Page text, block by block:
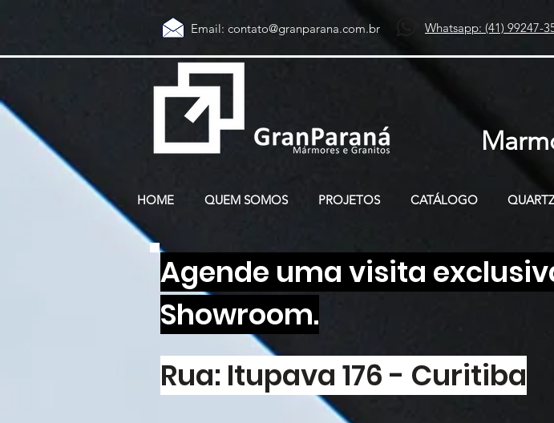
Email: contato@granparana.com.br Whatsapp: (41) 99247-
HOME QUEM SOMOS PROJETOS CATÁLOGO
Agende uma visita
Showroom.
Rua: Itupava 176 - Curitiba